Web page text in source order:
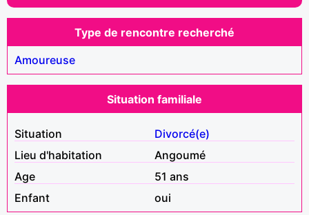
Type de rencontre recherché
Amoureuse
Situation familiale
Situation
Divorcé(e)
Lieu d'habitation
Angoumé
Age
51 ans
Enfant
oui